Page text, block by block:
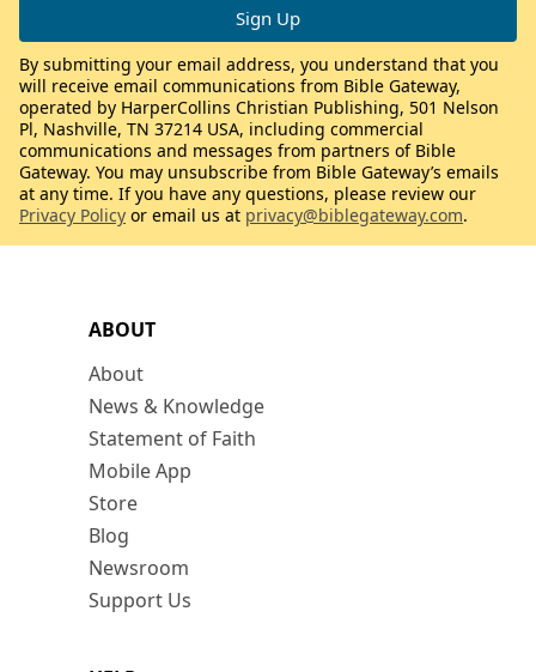
ABOUT
About
News & Knowledge
Statement of Faith
Mobile App
Store
Blog
Newsroom
Support Us
By submitting your email address, you understand that you
will receive email communications from Bible Gateway,
operated by HarperCollins Christian Publishing, 501 Nelson
Pl, Nashville, TN 37214 USA, including commercial
communications and messages from partners of Bible
Gateway. You may unsubscribe from Bible Gateway’s emails
at any time. If you have any questions, please review our
Privacy Policy or email us at privacy@biblegateway.com.